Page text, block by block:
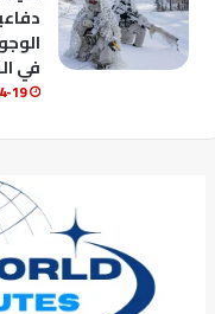
في
19